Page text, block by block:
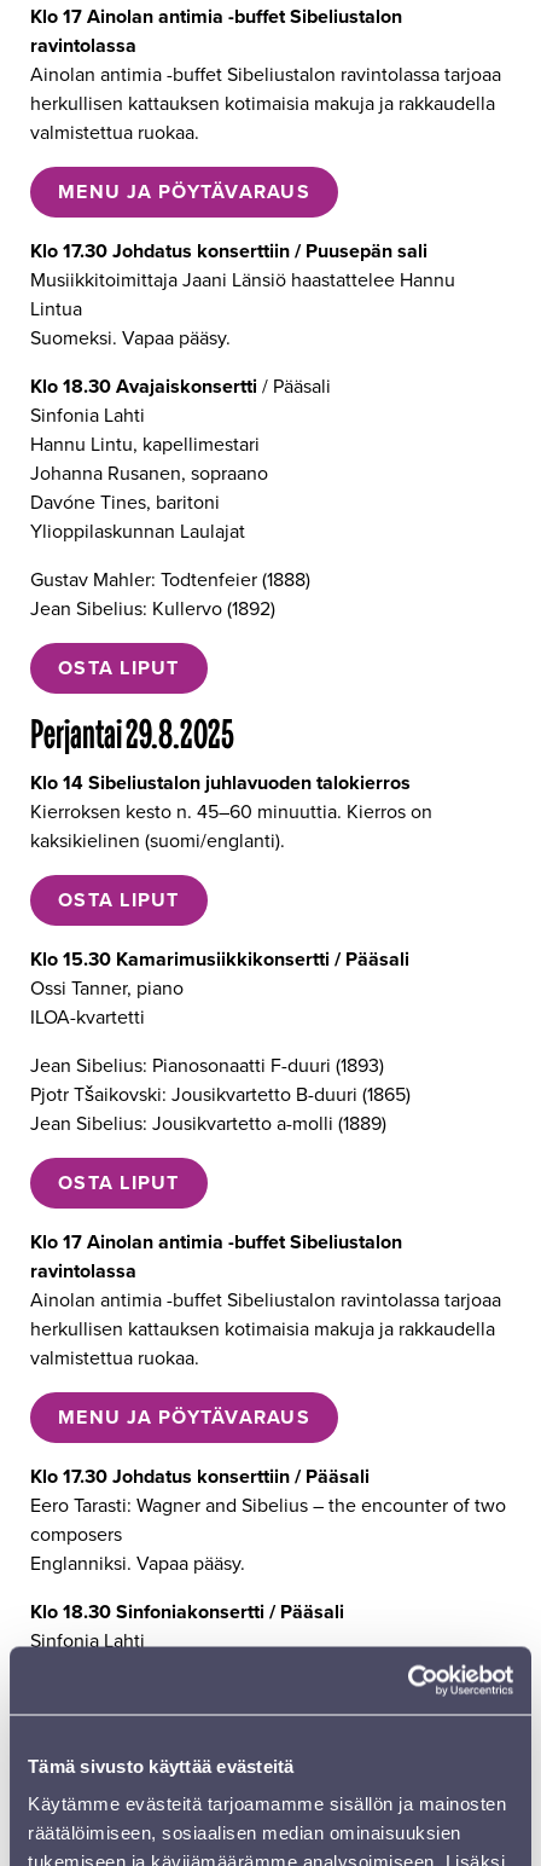
Tämä sivusto käyttää evästeitä
Käytämme evästeitä tarjoamamme sisällön ja mainosten
räätälöimiseen, sosiaalisen median ominaisuuksien
tukemiseen ja kävijämäärämme analysoimiseen. Lisäksi
Klo 17 Ainolan antimia -buffet Sibeliustalon
ravintolassa
Ainolan antimia -buffet Sibeliustalon ravintolassa tarjoaa
herkullisen kattauksen kotimaisia makuja ja rakkaudella
valmistettua ruokaa.
MENU JA PÖYTÄVARAUS
Klo 17.30 Johdatus konserttiin / Puusepän sali
Musiikkitoimittaja Jaani Länsiö haastattelee Hannu
Lintua
Suomeksi. Vapaa pääsy.
Klo 18.30 Avajaiskonsertti/ Pääsali
Sinfonia Lahti
Hannu Lintu, kapellimestari
Johanna Rusanen, sopraano
Davóne Tines, baritoni
Ylioppilaskunnan Laulajat
Gustav Mahler: Todtenfeier (1888)
Jean Sibelius: Kullervo (1892)
OSTA LIPUT
Perjantai 29.8.2025
Klo 14 Sibeliustalon juhlavuoden talokierros
Kierroksen kesto n. 45–60 minuuttia. Kierros on
kaksikielinen (suomi/englanti).
OSTA LIPUT
Klo 15.30 Kamarimusiikkikonsertti / Pääsali
Ossi Tanner, piano
ILOA-kvartetti
Jean Sibelius: Pianosonaatti F-duuri (1893)
Pjotr Tšaikovski: Jousikvartetto B-duuri (1865)
Jean Sibelius: Jousikvartetto a-molli (1889)
OSTA LIPUT
Klo 17 Ainolan antimia -buffet Sibeliustalon
ravintolassa
Ainolan antimia -buffet Sibeliustalon ravintolassa tarjoaa
herkullisen kattauksen kotimaisia makuja ja rakkaudella
valmistettua ruokaa.
MENU JA PÖYTÄVARAUS
Klo 17.30 Johdatus konserttiin / Pääsali
Eero Tarasti: Wagner and Sibelius – the encounter of two
composers
Englanniksi. Vapaa pääsy.
Klo 18.30 Sinfoniakonsertti / Pääsali
Sinfonia Lahti
Ain Anger, basso
Jean Sibelius: Lemminkäis-sarja (1891)
Richard Wagner: Valkyyria, 1. näytös (1870)